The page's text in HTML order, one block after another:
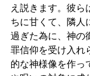
え説きます。彼ら
ちに甘くて、隣人
過ぎた為に、神の
罪信仰を受け入れ
的な神様像を作っ